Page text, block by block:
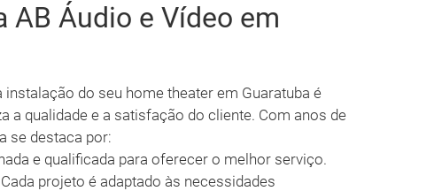
AB Áudio e Vídeo em
instalação do seu home theater em Guaratuba é
a qualidade e a satisfação do cliente. Com anos de
se destaca por:
e qualificada para oferecer o melhor serviço.
Cada projeto é adaptado às necessidades